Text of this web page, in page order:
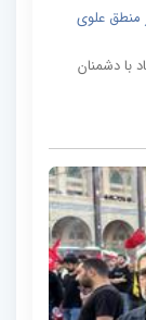
منطق علوی
با دشمنان